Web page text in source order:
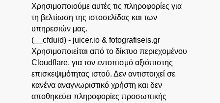
Χρησιμοποιούμε αυτές τις πληροφορίες για
τη βελτίωση της ιστοσελίδας και των
υπηρεσιών μας.
(__cfduid) - juicer.io & fotografiseis.gr
Χρησιμοποιείται από το δίκτυο περιεχομένου
Cloudflare, για τον εντοπισμό αξιόπιστης
επισκεψιμότητας ιστού. Δεν αντιστοιχεί σε
κανένα αναγνωριστικό χρήστη και δεν
αποθηκεύει πληροφορίες προσωπικής